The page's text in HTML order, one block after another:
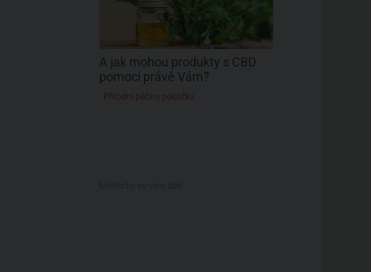
A jak mohou produkty s CBD
pomoci právě Vám?
Přírodní péče o pokožku